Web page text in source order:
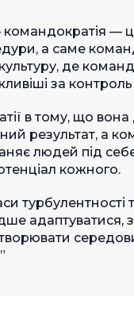
—
а саме
де
за
в тому, що
результат, а
людей під
кожного.
адаптуватися,